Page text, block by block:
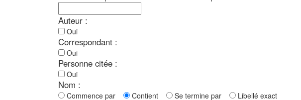
Auteur :
Oui
Correspondant :
Oui
Personne citée :
Oui
Nom :
Commence par Contient Se termine par Libellé exact